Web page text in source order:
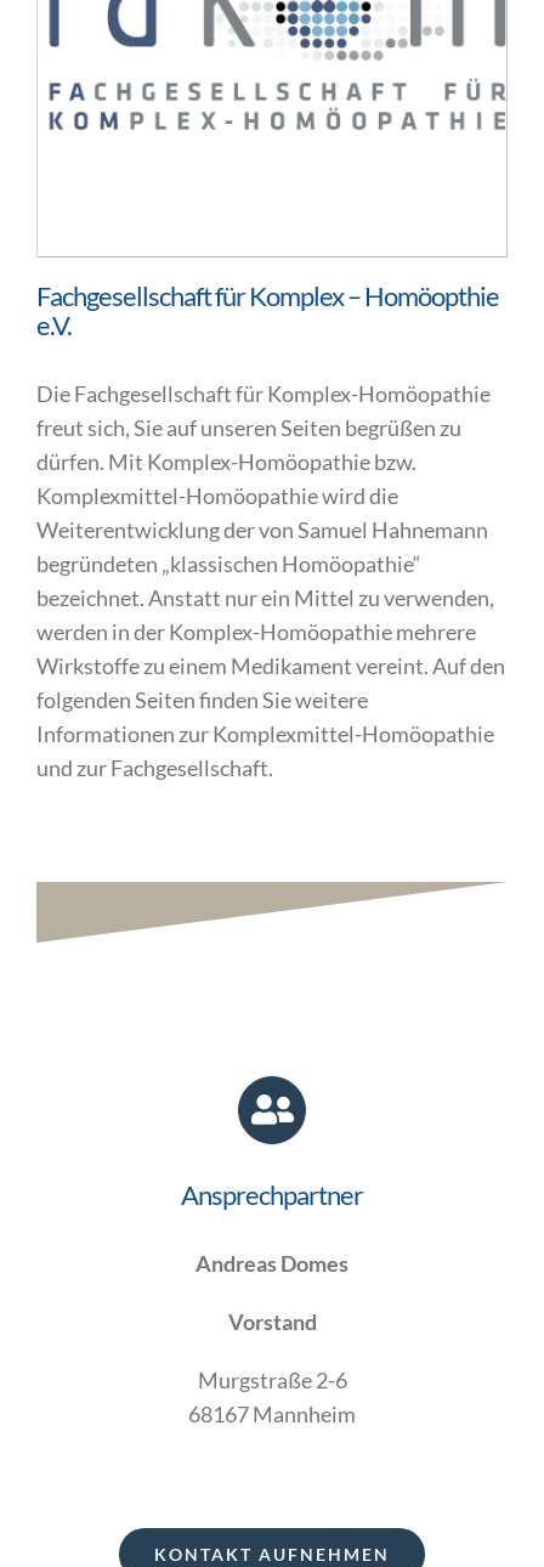
Fachgesellschaft für Komplex – Homöopthie
e.V.
Die Fachgesellschaft für Komplex-Homöopathie
freut sich, Sie auf unseren Seiten begrüßen zu
dürfen. Mit Komplex-Homöopathie bzw.
Komplexmittel-Homöopathie wird die
Weiterentwicklung der von Samuel Hahnemann
begründeten „klassischen Homöopathie“
bezeichnet. Anstatt nur ein Mittel zu verwenden,
werden in der Komplex-Homöopathie mehrere
Wirkstoffe zu einem Medikament vereint. Auf den
folgenden Seiten finden Sie weitere
Informationen zur Komplexmittel-Homöopathie
und zur Fachgesellschaft.
Ansprechpartner
Andreas Domes
Vorstand
Murgstraße 2-6
68167 Mannheim
KONTAKT AUFNEHMEN